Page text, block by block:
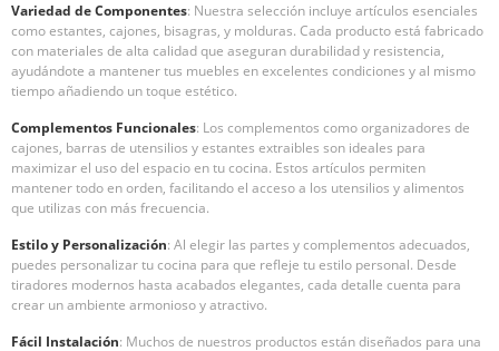
Variedad de Componentes: Nuestra selección incluye artículos esenciales
como estantes, cajones, bisagras, y molduras. Cada producto está fabricado
con materiales de alta calidad que aseguran durabilidad y resistencia,
ayudándote a mantener tus muebles en excelentes condiciones y al mismo
tiempo añadiendo un toque estético.
Complementos Funcionales: Los complementos como organizadores de
cajones, barras de utensilios y estantes extraibles son ideales para
maximizar el uso del espacio en tu cocina. Estos artículos permiten
mantener todo en orden, facilitando el acceso a los utensilios y alimentos
que utilizas con más frecuencia.
Estilo y Personalización: Al elegir las partes y complementos adecuados,
puedes personalizar tu cocina para que refleje tu estilo personal. Desde
tiradores modernos hasta acabados elegantes, cada detalle cuenta para
crear un ambiente armonioso y atractivo.
Fácil Instalación: Muchos de nuestros productos están diseñados para una